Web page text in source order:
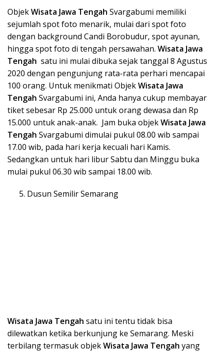
ObjekWisata Jawa Tengah Svargabumi memiliki
sejumlah spot foto menarik, mulai dari spot foto
dengan background Candi Borobudur, spot ayunan,
hingga spot foto di tengah persawahan. Wisata Jawa
Tengah satu ini mulai dibuka sejak tanggal 8 Agustus
2020 dengan pengunjung rata-rata perhari mencapai
100 orang. Untuk menikmati ObjekWisata Jawa
Tengah Svargabumi ini, Anda hanya cukup membayar
tiket sebesar Rp 25.000 untuk orang dewasa dan Rp
15.000 untuk anak-anak. Jam buka objekWisata Jawa
Tengah Svargabumi dimulai pukul 08.00 wib sampai
17.00 wib, pada hari kerja kecuali hari Kamis.
Sedangkan untuk hari libur Sabtu dan Minggu buka
mulai pukul 06.30 wib sampai 18.00 wib.
Dusun Semilir Semarang
Wisata Jawa Tengah satu ini tentu tidak bisa
dilewatkan ketika berkunjung ke Semarang. Meski
terbilang termasuk objekWisata Jawa Tengah yang